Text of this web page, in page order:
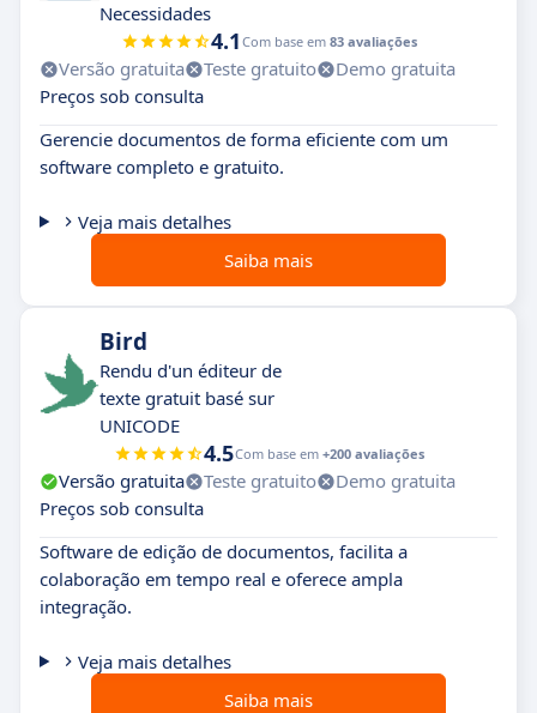
Necessidades
4.1 Com base em 83 avaliações
Versão gratuita Teste gratuito
Demo gratuita
Preços sob consulta
Gerencie documentos de forma eficiente com um
software completo e gratuito.
Veja mais detalhes
Saiba mais
Bird
Rendu d'un éditeur de
texte gratuit basé sur
UNICODE
4.5Com base em +200 avaliações
Versão gratuita Teste gratuito
Demo gratuita
Preços sob consulta
Software de edição de documentos, facilita a
colaboração em tempo real e oferece ampla
integração.
Veja mais detalhes
Saiba mais